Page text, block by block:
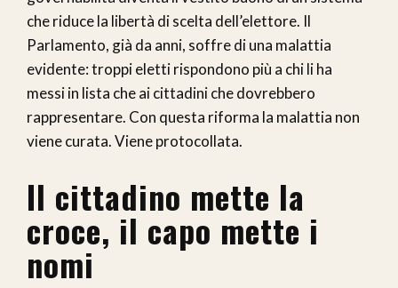
che riduce la libertà di scelta dell’elettore. Il
Parlamento, già da anni, soffre di una malattia
evidente: troppi eletti rispondono più a chi li ha
messi in lista che ai cittadini che dovrebbero
rappresentare. Con questa riforma la malattia non
viene curata. Viene protocollata.
Il cittadino mette la
croce, il capo mette i
nomi